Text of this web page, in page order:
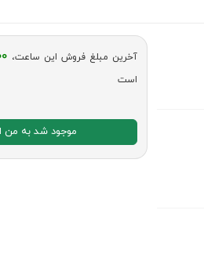
آخرین مبلغ فروش این ساعت،
است
موجود شد به من